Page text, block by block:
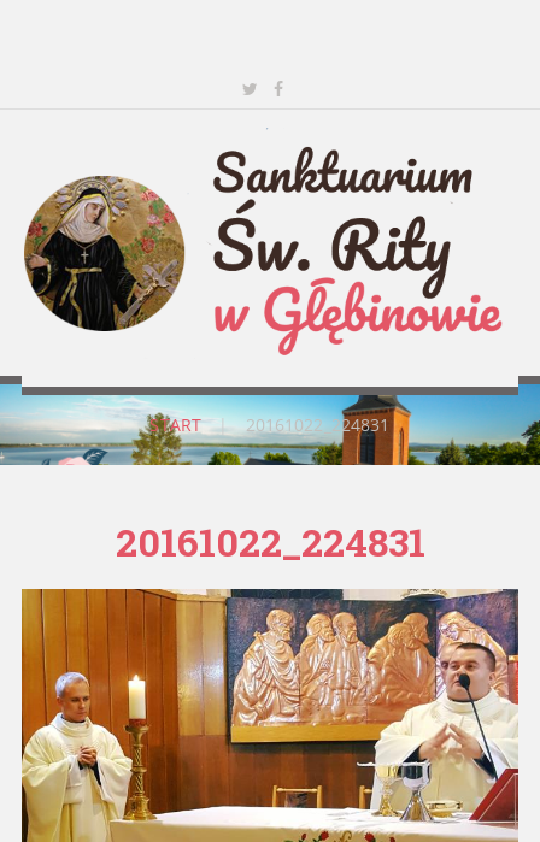
START | 20161022_224831
20161022_224831